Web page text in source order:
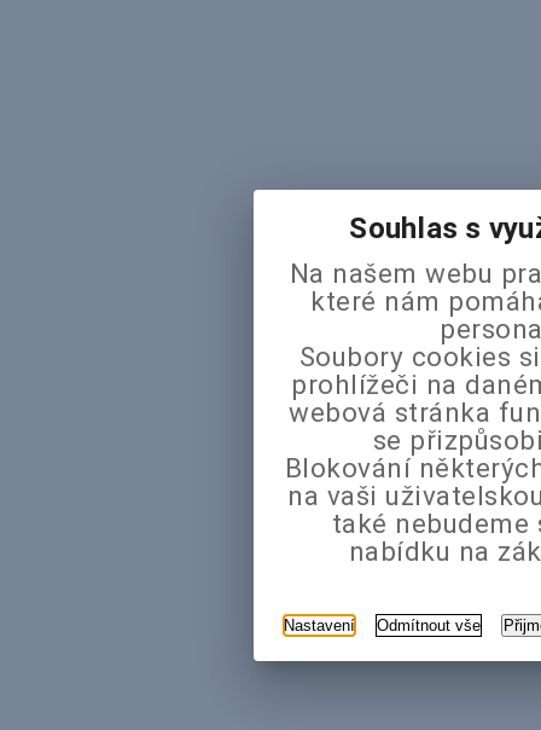
Souhlas s
Na našem webu
které nám
Soubory cookies
prohlížeči na
webová stránka
se
Blokování
na vaši
také
nabídku na
Nastavení Odmítnout vše